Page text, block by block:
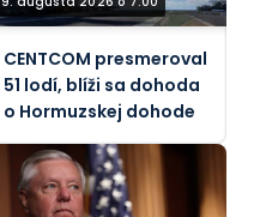
CENTCOM presmeroval
51 lodí, blíži sa dohoda
o Hormuzskej dohode